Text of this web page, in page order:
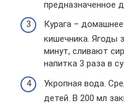
предназначенное
Курага –
кишечника. Ягоды
минут, сливают
напитка 3 раза в
Укропная вода.
детей. В 200 мл